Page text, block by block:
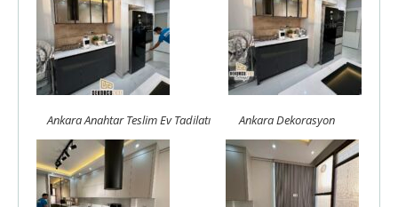
Ankara Anahtar Teslim Ev Tadilatı Ankara Dekorasyon